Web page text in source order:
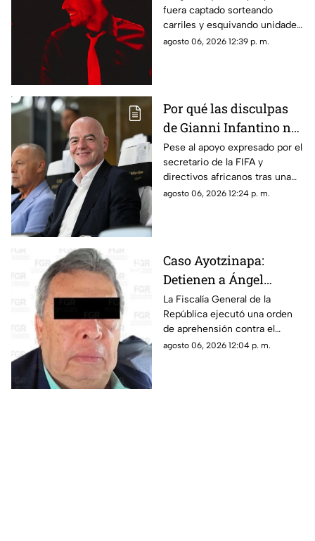
que el cantante salió a
correr por Reforma
para darle un consejo
fuera captado sorteando
carriles y esquivando unidades
de transporte durante sus
agosto 06, 2026 12:39 p. m.
Por qué las disculpas
de Gianni Infantino no
lograron frenar el
posicionamiento de la
UEFA
Pese al apoyo expresado por el
secretario de la FIFA y
directivos africanos tras una
reunión de emergencia, la
agosto 06, 2026 12:24 p. m.
Caso Ayotzinapa:
Detienen a Ángel
Aguirre, exgobernador
de Guerrero
La Fiscalía General de la
República ejecutó una orden
de aprehensión contra el
exmandatario de Guerrero por
agosto 06, 2026 12:04 p. m.